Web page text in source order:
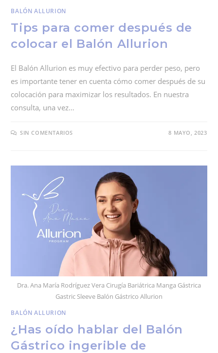
BALÓN ALLURION
Tips para comer después de
colocar el Balón Allurion
El Balón Allurion es muy efectivo para perder peso, pero
es importante tener en cuenta cómo comer después de su
colocación para maximizar los resultados. En nuestra
consulta, una vez…
SIN COMENTARIOS 8 MAYO, 2023
Dra. Ana María Rodríguez Vera Cirugía Bariátrica Manga Gástrica
Gastric Sleeve Balón Gástrico Allurion
BALÓN ALLURION
¿Has oído hablar del Balón
Gástrico ingerible de